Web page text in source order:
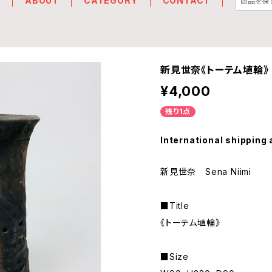
新見世奈《トーテム埴輪》
¥4,000
残り1点
International shipping
新見世奈 Sena Niimi
■Title
《トーテム埴輪》
■Size